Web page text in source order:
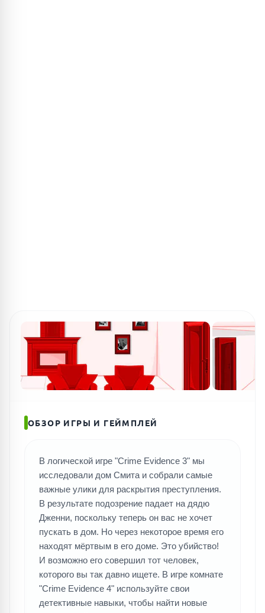
ОБЗОР ИГРЫ И ГЕЙМПЛЕЙ
В логической игре "Crime Evidence 3" мы
исследовали дом Смита и собрали самые
важные улики для раскрытия преступления.
В результате подозрение падает на дядю
Дженни, поскольку теперь он вас не хочет
пускать в дом. Но через некоторое время его
находят мёртвым в его доме. Это убийство!
И возможно его совершил тот человек,
которого вы так давно ищете. В игре комнате
"Crime Evidence 4" используйте свои
детективные навыки, чтобы найти новые